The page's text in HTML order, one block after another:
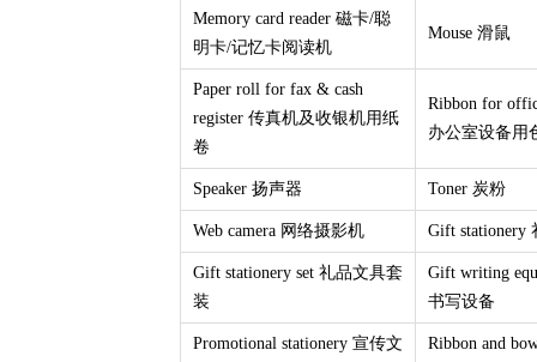
Memory card reader 磁卡/聪
明卡/记忆卡阅读机
Mouse 滑鼠
Paper roll for fax & cash
register 传真机及收银机用纸
卷
Ribbon for
办公室设备用
Speaker 扬声器 Toner 炭粉
Web camera 网络摄影机 Gift stationery
Gift stationery set 礼品文具套
装
Gift writing
书写设备
Promotional stationery 宣传文
Ribbon and